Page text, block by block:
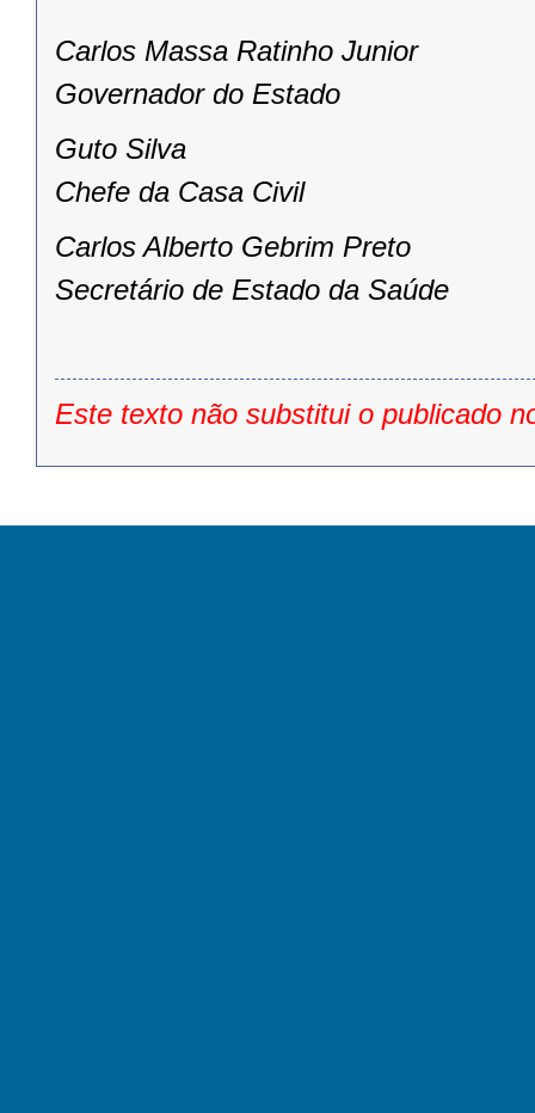
Carlos Massa Ratinho Junior
Governador do Estado
Guto Silva
Chefe da Casa Civil
Carlos Alberto Gebrim Preto
Secretário de Estado da Saúde
Este texto não substitui o publicado